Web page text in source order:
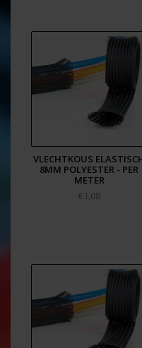
VLECHTKOUS
8MM POLYESTER - PER
METER
€1,08